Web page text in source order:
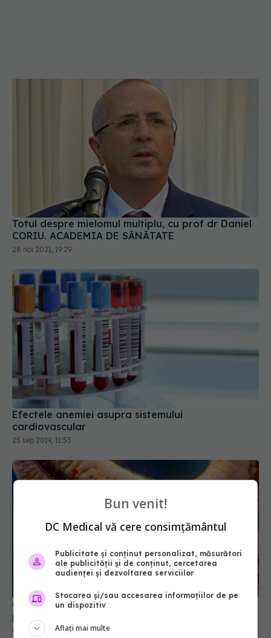
Totul despre mielomul multiplu, cu prof dr Daniel
CORIU. ACADEMIA DE SĂNĂTATE
28 noi 2021, 19:29
Efectele anemiei asupra sistemului
cardiovascular
25 sep 2019, 11:53
Ce este mielofibroza: simptome, cauze și cum
poate fi tratată
08 dec 2025, 19:33
Bun venit!
DC Medical vă cere consimțământul
Publicitate și conținut personalizat, măsurători
ale publicității și de conținut, cercetarea
audienței și dezvoltarea serviciilor
Stocarea și/sau accesarea informațiilor de pe
un dispozitiv
Aflați mai multe